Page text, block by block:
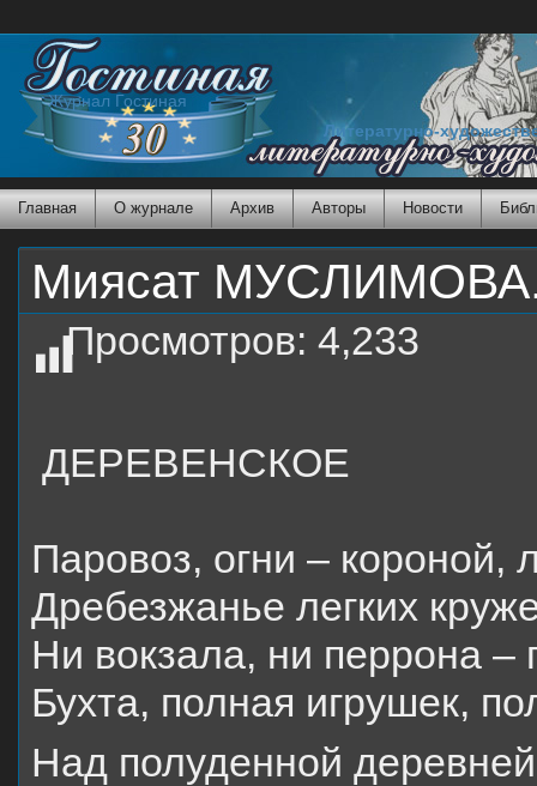
Журнал Гостиная
Литературно-
Главная О журнале Архив Авторы Новости
Миясат МУСЛИМОВА.
Просмотров: 4,233
ДЕРЕВЕНСКОЕ
Паровоз, огни – короной,
Дребезжанье легких
Ни вокзала, ни перрона –
Бухта, полная игрушек,
Над полуденной